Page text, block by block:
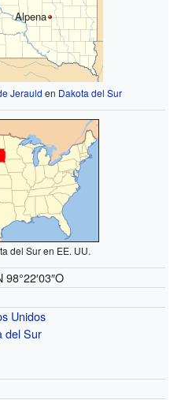
Alpena
Jerauld en Dakota del Sur
del Sur en EE. UU.
98°22′03″O
Unidos
del Sur